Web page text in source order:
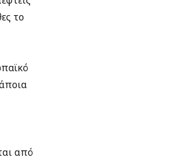
το
από